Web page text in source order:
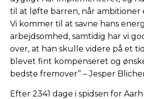
til at løfte barren, når ambitioner
Vi kommer til at savne hans
arbejdsomhed, samtidig har vi
over, at han skulle videre på et
blevet fint kompenseret og
bedste fremover” – Jesper
Efter 2341 dage i spidsen for